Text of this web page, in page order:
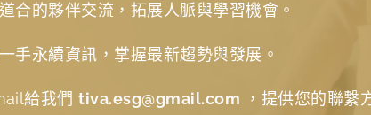
合的夥伴交流，拓展人脈與學習機會。
手永續資訊，掌握最新趨勢與發展。
給我們tiva.esg@gmail.com
，提供您的聯繫